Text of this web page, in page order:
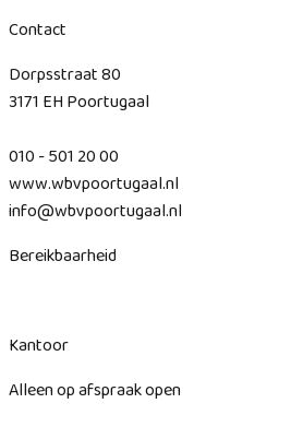
Contact
Dorpsstraat 80
3171 EH Poortugaal
010 - 501 20 00
www.wbvpoortugaal.nl
info@wbvpoortugaal.nl
Bereikbaarheid
Kantoor
Alleen op afspraak open